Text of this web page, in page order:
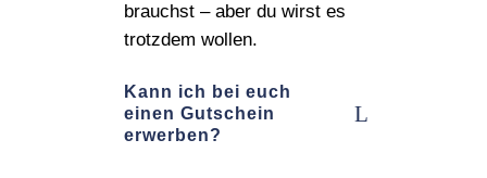
brauchst – aber du wirst es
trotzdem wollen.
Kann ich bei euch
einen Gutschein
erwerben?